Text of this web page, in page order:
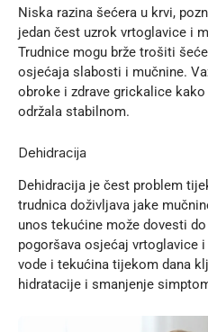
Niska razina šećera u krvi,
jedan čest uzrok vrtoglavice i
Trudnice mogu brže trošiti
osjećaja slabosti i mučnine.
obroke i zdrave grickalice
održala stabilnom.
Dehidracija
Dehidracija je čest problem
trudnica doživljava jake
unos tekućine može dovesti
pogoršava osjećaj vrtoglavice
vode i tekućina tijekom dana
hidratacije i smanjenje